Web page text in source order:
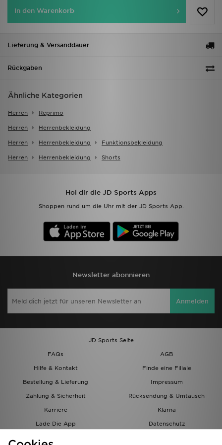
In den Warenkorb
Lieferung & Versanddauer
Rückgaben
Ähnliche Kategorien
Herren Reprimo
Herren Herrenbekleidung
Herren Herrenbekleidung Funktionsbekleidung
Herren Herrenbekleidung Shorts
Hol dir die JD Sports Apps
Shoppen rund um die Uhr mit der JD Sports App.
Newsletter abonnieren
Anmelden
JD Sports Seite
FAQs
AGB
Hilfe & Kontakt
Finde eine Filiale
Bestellung & Lieferung
Impressum
Zahlung & Sicherheit
Rücksendung & Umtausch
Karriere
Klarna
Lade Die App
Datenschutz